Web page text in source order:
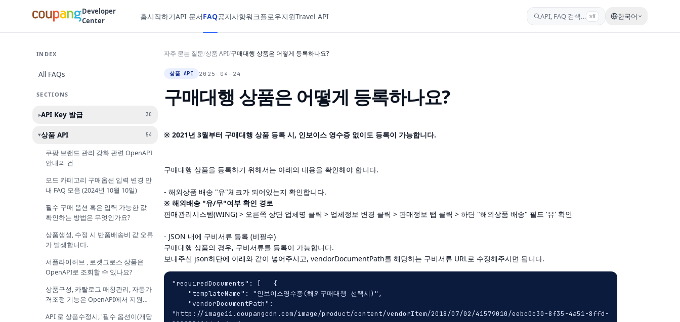
Developer
Center
홈시작하기API 문서FAQ공지사항워크플로우지원Travel API API, FAQ 검색… ⌘K 한국어
INDEX
All FAQs
SECTIONS
▸API Key 발급 30
▸상품 API 54
쿠팡 브랜드 관리 강화 관련 OpenAPI
안내의 건
모드 카테고리 구매옵션 입력 변경 안
내 FAQ 모음 (2024년 10월 10일)
필수 구매 옵션 혹은 입력 가능한 값
확인하는 방법은 무엇인가요?
상품생성, 수정 시 반품배송비 값 오류
가 발생합니다.
서플라이허브 , 로켓그로스 상품은
OpenAPI로 조회할 수 있나요?
상품구성, 카탈로그 매칭관리, 자동가
격조정 기능은 OpenAPI에서 지원되
API 로 상품수정시, '필수 옵션이(개당
자주 묻는 질문/상품 API/구매대행 상품은 어떻게 등록하나요?
상품 API 2025-04-24
구매대행 상품은 어떻게 등록하나요?
※ 2021년 3월부터 구매대행 상품 등록 시, 인보이스 영수증 없이도 등록이 가능합니다.
구매대행 상품을 등록하기 위해서는 아래의 내용을 확인해야 합니다.
- 해외상품 배송 "유"체크가 되어있는지 확인합니다.
※ 해외배송 "유/무"여부 확인 경로
판매관리시스템(WING) > 오른쪽 상단 업체명 클릭 > 업체정보 변경 클릭 > 판매정보 탭 클릭 > 하단 "해외상품 배송" 필드 '유' 확인
- JSON 내에 구비서류 등록 (비필수)
구매대행 상품의 경우, 구비서류를 등록이 가능합니다.
보내주신 json하단에 아래와 같이 넣어주시고, vendorDocumentPath를 해당하는 구비서류 URL로 수정해주시면 됩니다.
"requiredDocuments": [   {
"templateName": "인보이스영수증(해외구매대행 선택시)",
"vendorDocumentPath":
"http://image11.coupangcdn.com/image/product/content/vendorItem/2018/07/02/41579010/eebc0c30-8f35-4a51-8ffd-